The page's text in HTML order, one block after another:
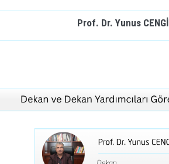
Prof. Dr. Yunus